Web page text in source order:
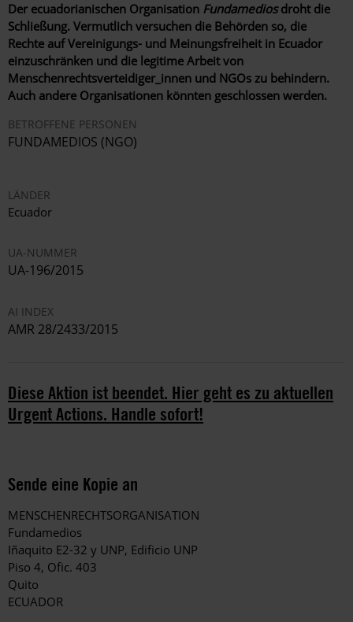
Der ecuadorianischen Organisation Fundamediosdroht die
Schließung. Vermutlich versuchen die Behörden so, die
Rechte auf Vereinigungs- und Meinungsfreiheit in Ecuador
einzuschränken und die legitime Arbeit von
Menschenrechtsverteidiger_innen und NGOs zu behindern.
Auch andere Organisationen könnten geschlossen werden.
BETROFFENE PERSONEN
FUNDAMEDIOS (NGO)
LÄNDER
Ecuador
UA-NUMMER
UA-196/2015
AI INDEX
AMR 28/2433/2015
Diese Aktion ist beendet. Hier geht es zu aktuellen
Urgent Actions. Handle sofort!
Sende eine Kopie an
MENSCHENRECHTSORGANISATION
Fundamedios
Iñaquito E2-32 y UNP, Edificio UNP
Piso 4, Ofic. 403
Quito
ECUADOR